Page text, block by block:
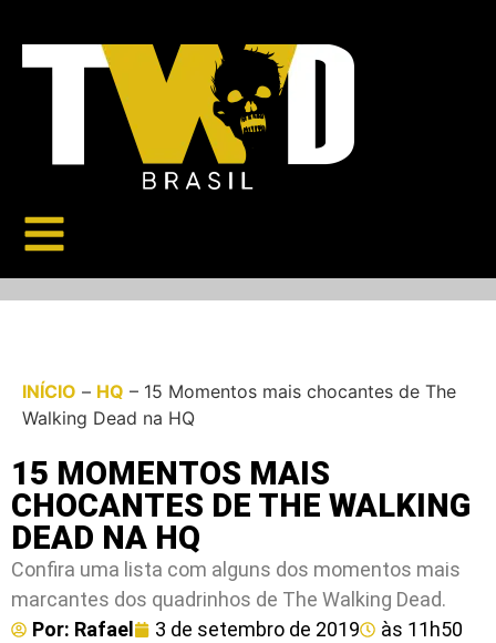
INÍCIO – HQ – 15 Momentos mais chocantes de The
Walking Dead na HQ
15 MOMENTOS MAIS
CHOCANTES DE THE WALKING
DEAD NA HQ
Confira uma lista com alguns dos momentos mais
marcantes dos quadrinhos de The Walking Dead.
Por: Rafael 3 de setembro de 2019 às 11h50